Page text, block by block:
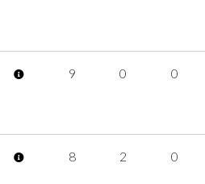
9 0 0
8 2 0